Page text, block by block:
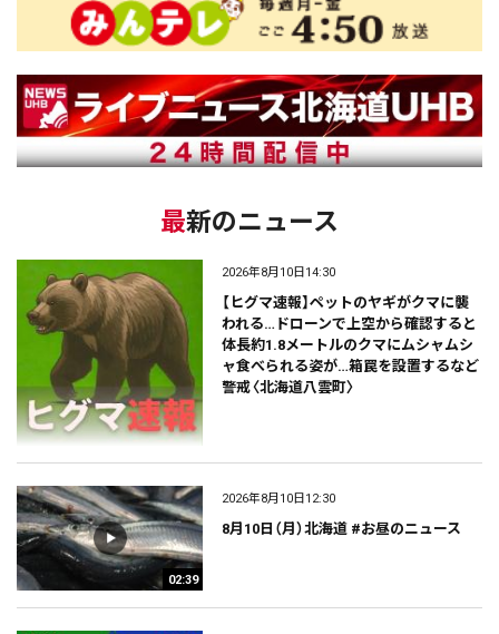
最新のニュース
2026年8月10日14:30
【ヒグマ速報】ペットのヤギがクマに襲
われる…ドローンで上空から確認すると
体長約1.8メートルのクマにムシャムシ
ャ食べられる姿が…箱罠を設置するなど
警戒〈北海道八雲町〉
02:39
2026年8月10日12:30
8月10日（月）北海道 #お昼のニュース